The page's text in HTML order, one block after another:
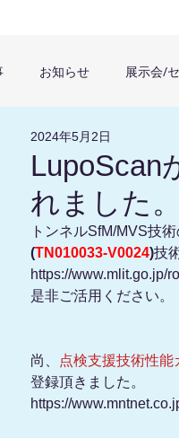
お知らせ 展示会/
顧客事例 Pointorama
LupoScan
れました
2024年5月2日
トンネルSfM/MVS技
(TN010033-V0024)技
https://www.mlit.go.jp/
是非ご活用ください。
尚、
点検支援技術性
登録頂きました。
https://